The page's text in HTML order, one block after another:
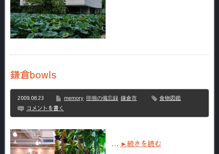
鎌倉bowls
2009.08.23 memory 徘徊の備忘録 鎌倉市 食物図鑑
コメントを書く
… ►続きを読む